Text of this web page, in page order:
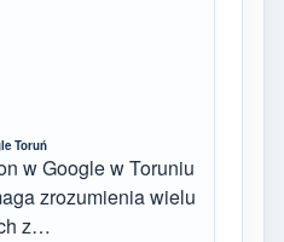
Toruń
w Google w Toruniu
zrozumienia wielu
z…